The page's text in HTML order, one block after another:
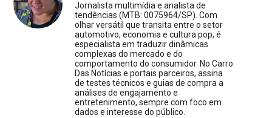
Jornalista multimídia e analista de
tendências (MTB: 0075964/SP). Com
olhar versátil que transita entre o setor
automotivo, economia e cultura pop, é
especialista em traduzir dinâmicas
complexas do mercado e do
comportamento do consumidor. No Carro
Das Notícias e portais parceiros, assina
de testes técnicos e guias de compra a
análises de engajamento e
entretenimento, sempre com foco em
dados e interesse do público.